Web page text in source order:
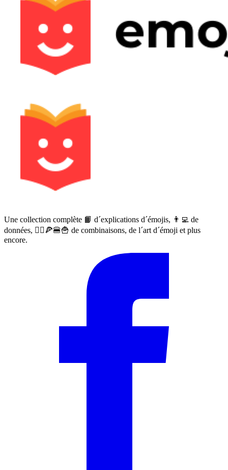
Une collection complète 📙 d´explications d´émojis, 👨‍💻 de
données, 🙅‍♀️🍕🍔🍟 de combinaisons, de l´art d´émoji et plus
encore.